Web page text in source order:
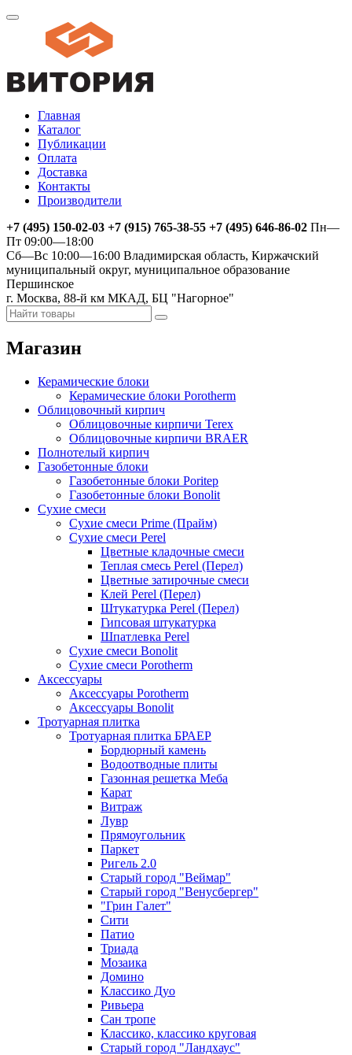
Главная
Каталог
Публикации
Оплата
Доставка
Контакты
Производители
+7 (495) 150-02-03 +7 (915) 765-38-55 +7 (495) 646-86-02 Пн—
Пт 09:00—18:00
Сб—Вс 10:00—16:00 Владимирская область, Киржачский
муниципальный округ, муниципальное образование
Першинское
г. Москва, 88-й км МКАД, БЦ "Нагорное"
Магазин
Керамические блоки
Керамические блоки Porotherm
Облицовочный кирпич
Облицовочные кирпичи Terex
Облицовочные кирпичи BRAER
Полнотелый кирпич
Газобетонные блоки
Газобетонные блоки Poritep
Газобетонные блоки Bonolit
Сухие смеси
Сухие смеси Prime (Прайм)
Сухие смеси Perel
Цветные кладочные смеси
Теплая смесь Perel (Перел)
Цветные затирочные смеси
Клей Perel (Перел)
Штукатурка Perel (Перел)
Гипсовая штукатурка
Шпатлевка Perel
Сухие смеси Bonolit
Сухие смеси Porotherm
Аксессуары
Аксессуары Porotherm
Аксессуары Bonolit
Тротуарная плитка
Тротуарная плитка БРАЕР
Бордюрный камень
Водоотводные плиты
Газонная решетка Меба
Карат
Витраж
Лувр
Прямоугольник
Паркет
Ригель 2.0
Старый город "Веймар"
Старый город "Венусбергер"
"Грин Галет"
Сити
Патио
Триада
Мозаика
Домино
Классико Дуо
Ривьера
Сан тропе
Классико, классико круговая
Старый город "Ландхаус"